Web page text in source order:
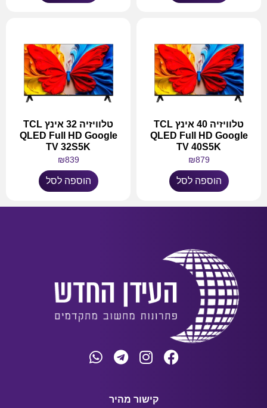
טלוויזיה 40 אינץ TCL
QLED Full HD Google
TV 40S5K
₪879
הוספה לסל
טלוויזיה 32 אינץ TCL
QLED Full HD Google
TV 32S5K
₪839
הוספה לסל
קישור מהיר